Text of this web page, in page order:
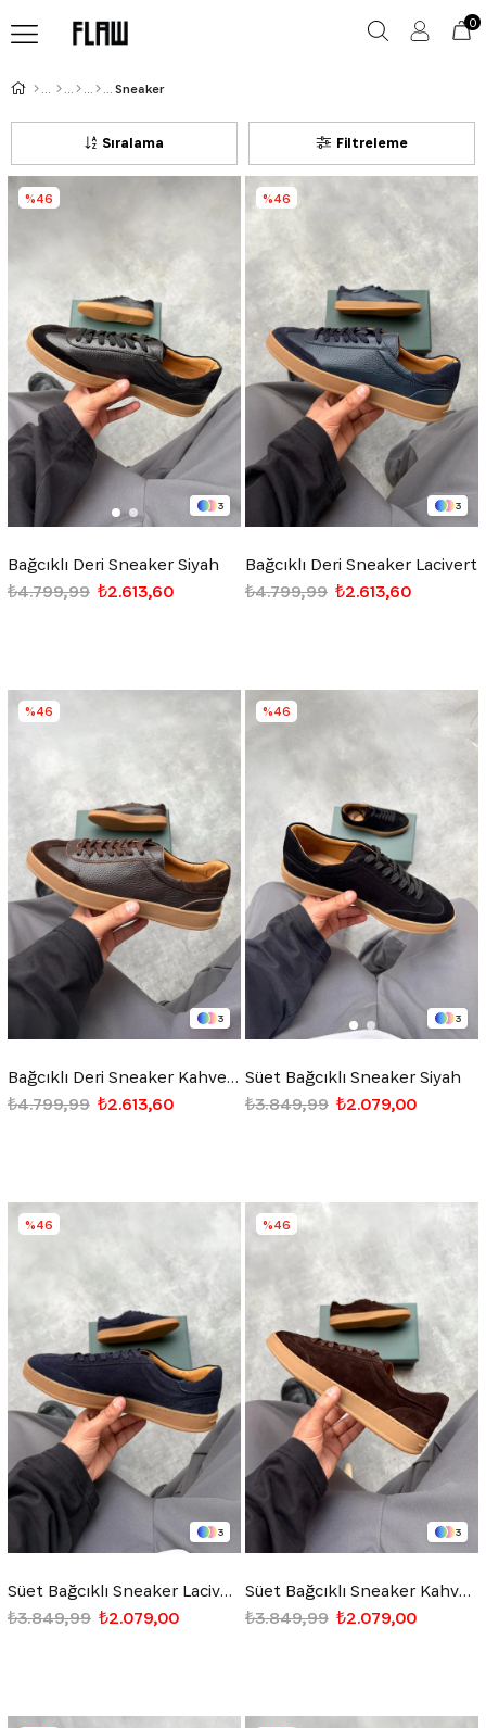
0
Sneaker
Filtreleme
Sıralama
3
Bağcıklı Deri Sneaker Siyah
₺2.613,60
₺4.799,99
%46
3
Bağcıklı Deri Sneaker Lacivert
₺2.613,60
₺4.799,99
%46
3
Bağcıklı Deri Sneaker Kahverengi
₺2.613,60
₺4.799,99
%46
3
Süet Bağcıklı Sneaker Siyah
₺2.079,00
₺3.849,99
%46
3
Süet Bağcıklı Sneaker Lacivert
₺2.079,00
₺3.849,99
%46
3
Süet Bağcıklı Sneaker Kahverengi
₺2.079,00
₺3.849,99
%46